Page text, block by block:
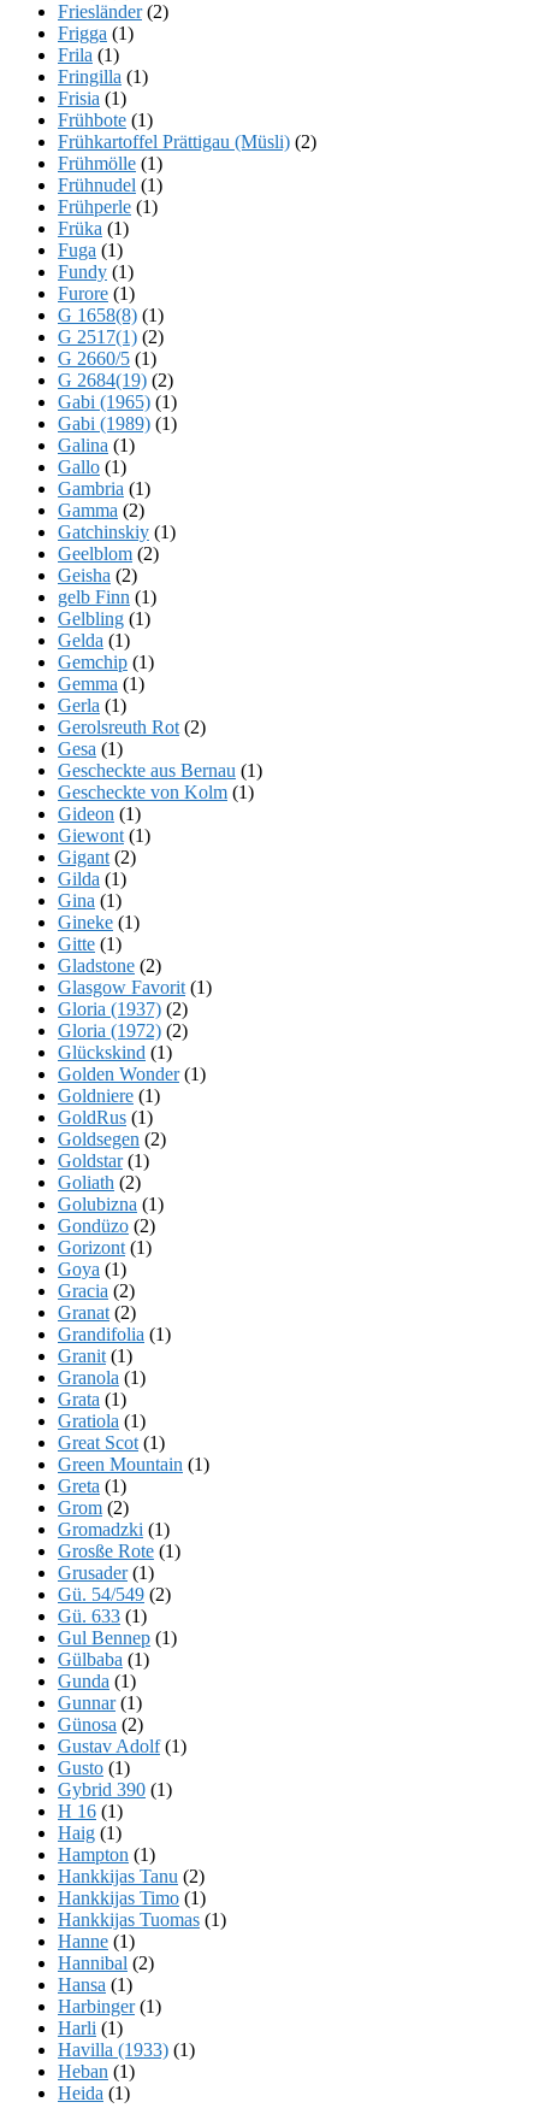
Friesländer(2)
Frigga (1)
Frila (1)
Fringilla (1)
Frisia (1)
Frühbote (1)
Frühkartoffel Prättigau (Müsli) (2)
Frühmölle (1)
Frühnudel (1)
Frühperle (1)
Früka (1)
Fuga (1)
Fundy (1)
Furore (1)
G 1658(8) (1)
G 2517(1) (2)
G 2660/5 (1)
G 2684(19) (2)
Gabi (1965) (1)
Gabi (1989) (1)
Galina (1)
Gallo (1)
Gambria (1)
Gamma (2)
Gatchinskiy (1)
Geelblom (2)
Geisha (2)
gelb Finn (1)
Gelbling (1)
Gelda (1)
Gemchip (1)
Gemma (1)
Gerla (1)
Gerolsreuth Rot (2)
Gesa (1)
Gescheckte aus Bernau (1)
Gescheckte von Kolm (1)
Gideon (1)
Giewont (1)
Gigant (2)
Gilda (1)
Gina (1)
Gineke (1)
Gitte (1)
Gladstone (2)
Glasgow Favorit (1)
Gloria (1937) (2)
Gloria (1972) (2)
Glückskind (1)
Golden Wonder(1)
Goldniere (1)
GoldRus (1)
Goldsegen (2)
Goldstar(1)
Goliath (2)
Golubizna (1)
Gondüzo (2)
Gorizont (1)
Goya (1)
Gracia (2)
Granat (2)
Grandifolia (1)
Granit (1)
Granola (1)
Grata (1)
Gratiola (1)
Great Scot (1)
Green Mountain (1)
Greta (1)
Grom (2)
Gromadzki (1)
Grosße Rote (1)
Grusader(1)
Gü. 54/549 (2)
Gü. 633 (1)
Gul Bennep (1)
Gülbaba (1)
Gunda (1)
Gunnar(1)
Günosa (2)
Gustav Adolf(1)
Gusto (1)
Gybrid 390 (1)
H 16 (1)
Haig (1)
Hampton (1)
Hankkijas Tanu (2)
Hankkijas Timo (1)
Hankkijas Tuomas (1)
Hanne (1)
Hannibal (2)
Hansa (1)
Harbinger(1)
Harli (1)
Havilla (1933) (1)
Heban (1)
Heida (1)